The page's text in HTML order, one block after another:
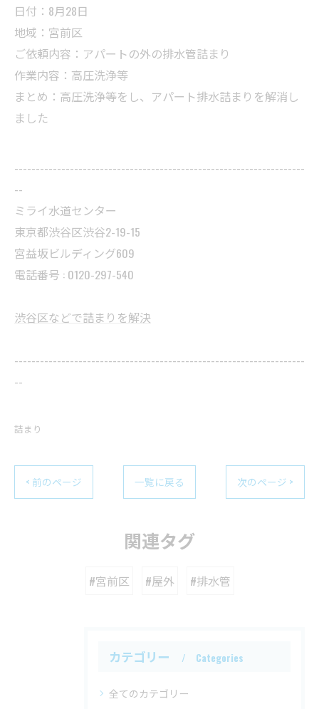
日付：8月28日
地域：宮前区
ご依頼内容：アパートの外の排水管詰まり
作業内容：高圧洗浄等
まとめ：高圧洗浄等をし、アパート排水詰まりを解消し
ました
--------------------------------------------------------------------
--
ミライ水道センター
東京都渋谷区渋谷2-19-15
宮益坂ビルディング609
電話番号 : 0120-297-540
渋谷区などで詰まりを解決
--------------------------------------------------------------------
--
詰まり
< 前のページ 一覧に戻る 次のページ >
関連タグ
#宮前区 #屋外 #排水管
カテゴリー Categories
全てのカテゴリー